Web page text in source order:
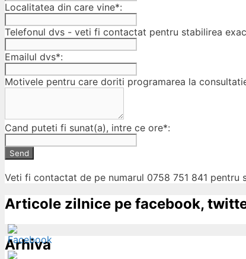
Localitatea din care vine*:
Telefonul dvs - veti fi contactat pentru stabilirea
Emailul dvs*:
Motivele pentru care doriti programarea la
Cand puteti fi sunat(a), intre ce ore*:
Send
Veti fi contactat de pe numarul 0758 751 841 pentru
Articole zilnice pe facebook,
Arhiva